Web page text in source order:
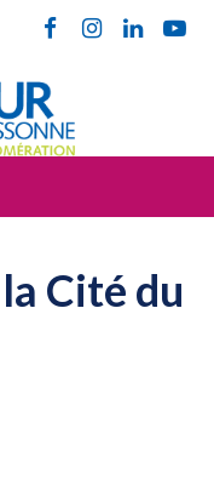
Lien
le
compte
Facebook
Lien Lien Lien
Cité du